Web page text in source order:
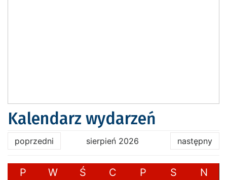
Kalendarz wydarzeń
poprzedni sierpień 2026 następny
P W Ś C P S N